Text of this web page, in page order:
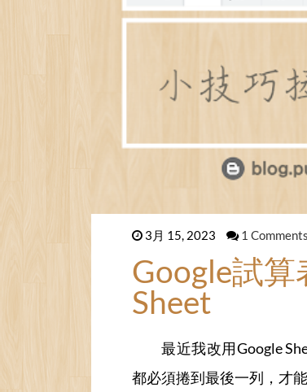
3月 15, 2023 1 Comments
Google試
Sheet
最近我改用Google
都必須捲到最後一列，才